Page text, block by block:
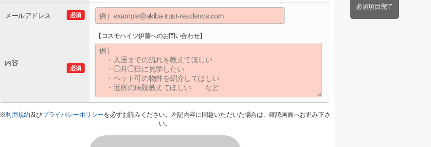
必須項目完了
必須
メールアドレス
必須
内容
【コスモハイツ伊藤へのお問い合わせ】
※利用規約及びプライバシーポリシーを必ずお読みください。左記内容に同意いただいた場合は、確認画面へお進み下さ
い。